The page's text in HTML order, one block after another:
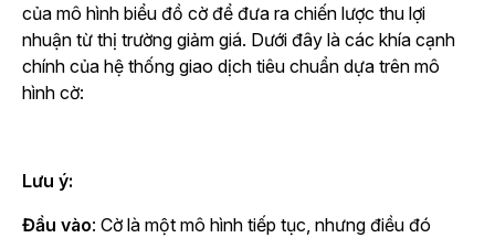
của mô hình biểu đồ cờ để đưa ra chiến lược thu lợi
nhuận từ thị trường giảm giá. Dưới đây là các khía cạnh
chính của hệ thống giao dịch tiêu chuẩn dựa trên mô
hình cờ:
Lưu ý:
Đầu vào: Cờ là một mô hình tiếp tục, nhưng điều đó